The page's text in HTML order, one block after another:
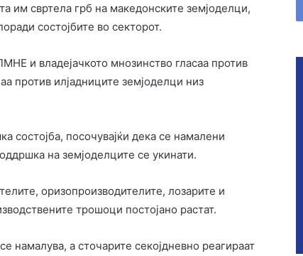
им свртела грб на македонските земјоделци,
состојбите во секторот.
и владејачкото мнозинство гласаа против
против илјадниците земјоделци низ
состојба, посочувајќи дека се намалени
на земјоделците се укинати.
оризопроизводителите, лозарите и
трошоци постојано растат.
намалува, а сточарите секојдневно реагираат